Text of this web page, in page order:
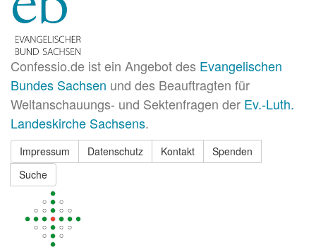
Confessio.de ist ein Angebot des Evangelischen
Bundes Sachsen und des Beauftragten für
Weltanschauungs- und Sektenfragen der Ev.-Luth.
Landeskirche Sachsens.
Impressum Datenschutz Kontakt
Spenden
Suche